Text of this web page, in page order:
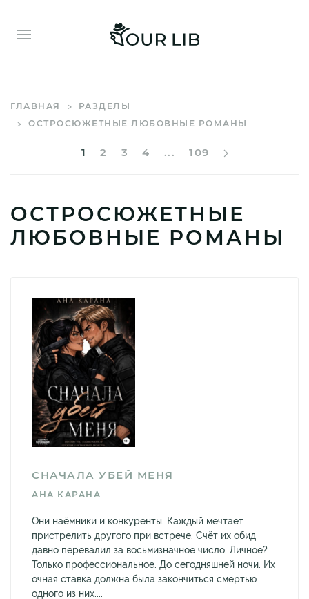
ГЛАВНАЯ
РАЗДЕЛЫ
ОСТРОСЮЖЕТНЫЕ ЛЮБОВНЫЕ РОМАНЫ
1 2 3 4 ... 109
ОСТРОСЮЖЕТНЫЕ
ЛЮБОВНЫЕ РОМАНЫ
СНАЧАЛА УБЕЙ МЕНЯ
АНА КАРАНА
Они наёмники и конкуренты. Каждый мечтает
пристрелить другого при встрече. Счёт их обид
давно перевалил за восьмизначное число. Личное?
Только профессиональное. До сегодняшней ночи. Их
очная ставка должна была закончиться смертью
одного из них....